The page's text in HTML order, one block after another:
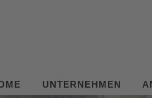
UNTERNEHMEN